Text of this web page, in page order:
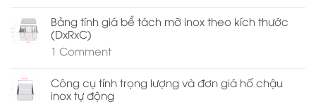
Bảng tính giá bể tách mỡ inox theo kích thước
(DxRxC)
1 Comment
Công cụ tính trọng lượng và đơn giá hố chậu
inox tự động